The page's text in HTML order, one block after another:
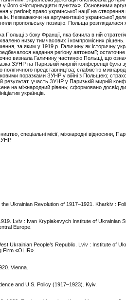
його «Чотирнадцяти пунктах». Основними
у регіоні; право української нації на
ін. Незважаючи на аргументацію української
пропольську позицію. Польща
Польщі з боку Франції, яка бачила в ній
низку тимчасових і компромісних
за яким у 1919 р. Галичину як історичну
надання регіону автономії;
визнала Галичину частиною Польщі, що
ЗУНР на Паризькій мирній конференції була
політичного представництва; слабкістю
поразками ЗУНР у війні з Польщею;
участь ЗУНР у Паризькій мирній
на міжнародний рівень; сформовано досвід
українців.
спеціальні місії, міжнародні відносини,
Ukrainian Revolution of 1917–1921. Kharkiv :
Lviv : Ivan Krypiakevych Institute of Ukrainian
Europe.
Ukrainian People’s Republic. Lviv : Institute of
Firm «OLIR».
Vienna.
and U.S. Policy (1917–1923). Kyiv.